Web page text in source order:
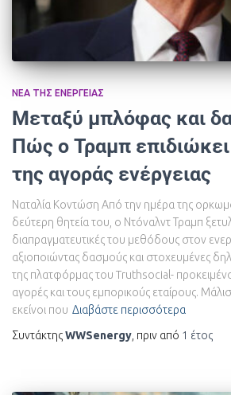
ΝΈΑ ΤΗΣ ΕΝΈΡΓΕΙΑΣ
Μεταξύ μπλόφας και
Πώς ο Τραμπ
της αγοράς ενέργειας
Ναταλία Κοντώση Από την ημέρα της
δεύτερη θητεία του, ο Ντόναλντ Τραμπ
διαπραγματευτικές του μεθόδους στον
αξιοποιώντας δασμούς και στοχευμένες
της πλατφόρμας του Truthsocial-
αγορές και τους εμπορικούς εταίρους.
εκείνοι που Διαβάστε περισσότερα
ΣυντάκτηςWWSenergy , πριν από 1 έτος